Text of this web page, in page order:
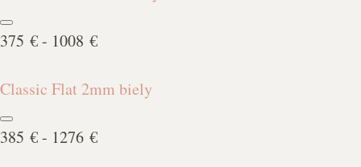
375 € - 1008 €
Classic Flat 2mm biely
385 € - 1276 €